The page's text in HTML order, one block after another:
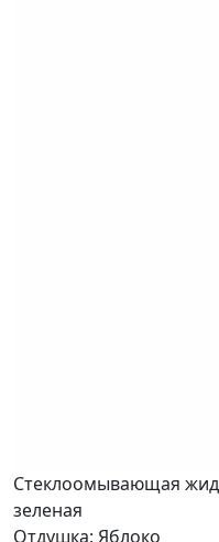
Стеклоомывающая
зеленая
Отдушка: Яблоко